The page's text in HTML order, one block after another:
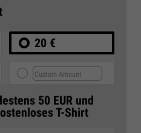
20 €
50 EUR und
T-Shirt